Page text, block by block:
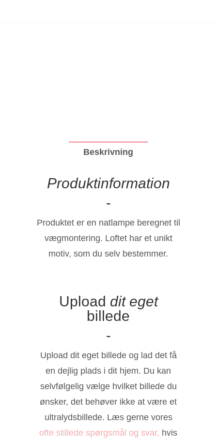
Beskrivning
Produktinformation
-
Produktet er en natlampe beregnet til
vægmontering. Loftet har et unikt
motiv, som du selv bestemmer.
Upload dit eget
billede
-
Upload dit eget billede og lad det få
en dejlig plads i dit hjem. Du kan
selvfølgelig vælge hvilket billede du
ønsker, det behøver ikke at være et
ultralydsbillede. Læs gerne vores
ofte stillede spørgsmål og svar, hvis